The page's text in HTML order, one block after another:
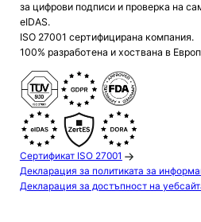
за цифрови подписи и проверка на
eIDAS.
ISO 27001 сертифицирана компания.
100% разработена и хоствана в
Сертификат ISO 27001
Декларация за политиката за
Декларация за достъпност на